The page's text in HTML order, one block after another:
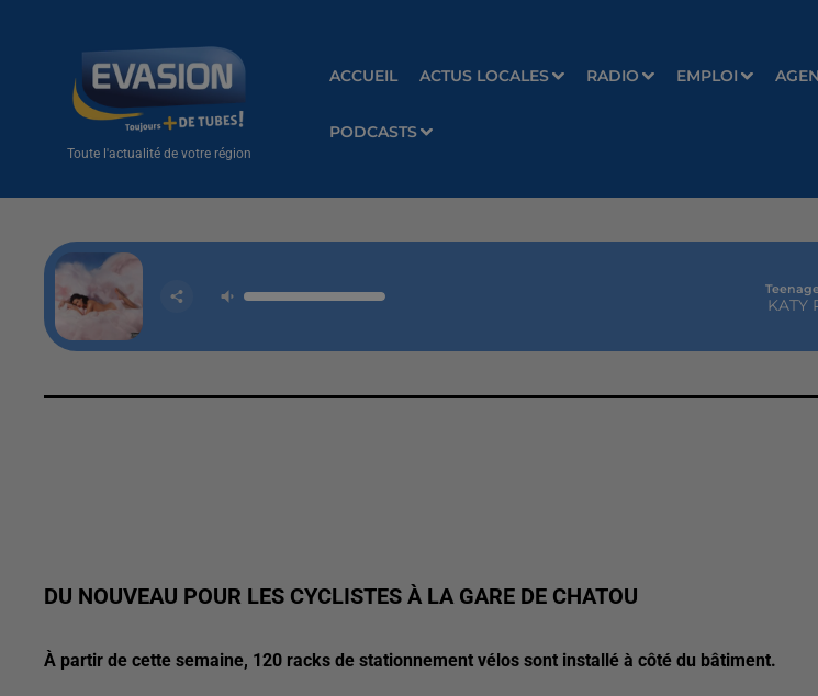
Toute l'actualité de votre région
ACCUEIL ACTUS LOCALES RADIO EMPLOI
PODCASTS
KATY
DU NOUVEAU POUR LES CYCLISTES À LA GARE DE CHATOU
À partir de cette semaine, 120 racks de stationnement vélos sont installé à côté du bâtiment.